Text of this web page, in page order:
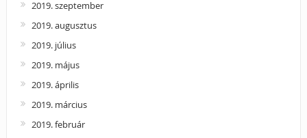
2019. szeptember
2019. augusztus
2019. július
2019. május
2019. április
2019. március
2019. február